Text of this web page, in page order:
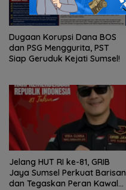
Dugaan Korupsi Dana BOS
dan PSG Menggurita, PST
Siap Geruduk Kejati Sumsel!
Jelang HUT RI ke-81, GRIB
Jaya Sumsel Perkuat Barisan
dan Tegaskan Peran Kawal